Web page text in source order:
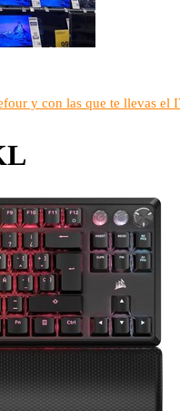
y con las que te llevas el